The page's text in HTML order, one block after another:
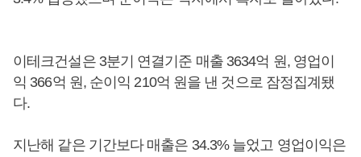
이테크건설은 3분기 연결기준 매출 3634억 원, 영업이
익 366억 원, 순이익 210억 원을 낸 것으로 잠정집계됐
다.
지난해 같은 기간보다 매출은 34.3% 늘었고 영업이익은